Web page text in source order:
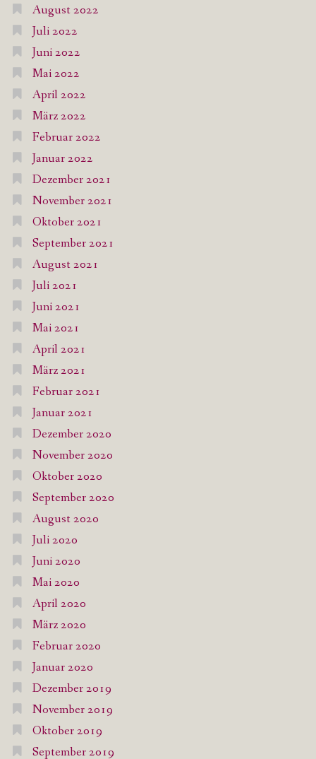
August 2022
Juli 2022
Juni 2022
Mai 2022
April 2022
März 2022
Februar 2022
Januar 2022
Dezember 2021
November 2021
Oktober 2021
September 2021
August 2021
Juli 2021
Juni 2021
Mai 2021
April 2021
März 2021
Februar 2021
Januar 2021
Dezember 2020
November 2020
Oktober 2020
September 2020
August 2020
Juli 2020
Juni 2020
Mai 2020
April 2020
März 2020
Februar 2020
Januar 2020
Dezember 2019
November 2019
Oktober 2019
September 2019